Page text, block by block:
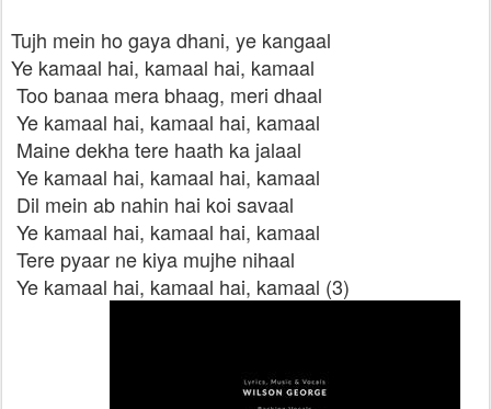
Tujh mein ho gaya dhani, ye kangaal
Ye kamaal hai, kamaal hai, kamaal
Too banaa mera bhaag, meri dhaal
Ye kamaal hai, kamaal hai, kamaal
Maine dekha tere haath ka jalaal
Ye kamaal hai, kamaal hai, kamaal
Dil mein ab nahin hai koi savaal
Ye kamaal hai, kamaal hai, kamaal
Tere pyaar ne kiya mujhe nihaal
Ye kamaal hai, kamaal hai, kamaal (3)